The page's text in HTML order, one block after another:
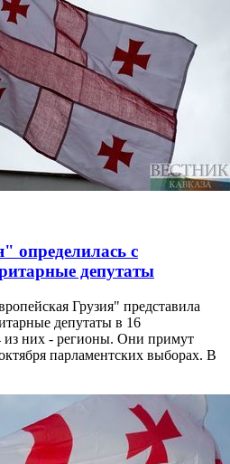
определилась с
депутаты
Грузия" представила
депутаты в 16
из них - регионы. Они примут
парламентских выборах. В